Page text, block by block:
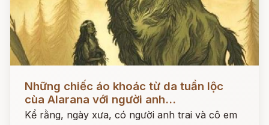
Những chiếc áo khoác từ da tuần lộc
cùa Alarana với người anh...
Kể rằng, ngày xưa, có người anh trai và cô em